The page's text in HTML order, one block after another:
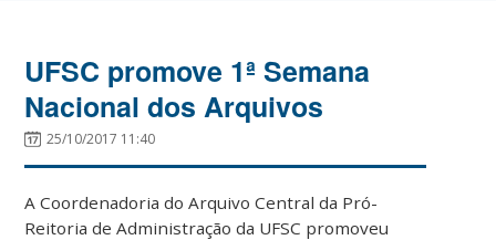
UFSC promove 1ª Semana
Nacional dos Arquivos
25/10/2017 11:40
A Coordenadoria do Arquivo Central da Pró-
Reitoria de Administração da UFSC promoveu